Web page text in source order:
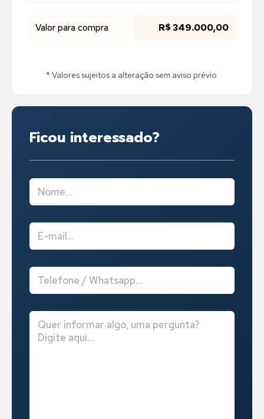
Valor para compra R$ 349.000,00
* Valores sujeitos a alteração sem aviso prévio.
Ficou interessado?